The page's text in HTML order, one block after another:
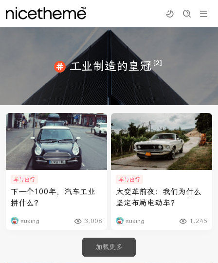
工业制造的皇冠 [2]
车与出行
下一个100年，汽车工业
拼什么？
suxing 3,008
车与出行
大变革前夜：我们为什么
坚定布局电动车？
suxing 1,245
加载更多